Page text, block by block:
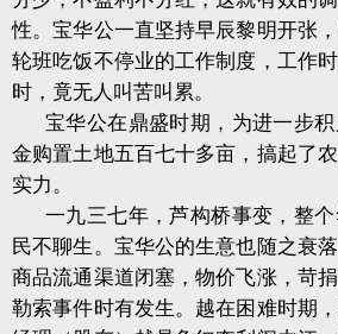
性。宝华公一直坚持早辰黎明开张
轮班吃饭不停业的工作制度，工作
时，竟无人叫苦叫累。
宝华公在鼎盛时期，为进一步
金购置土地五百七十多亩，搞起了
实力。
一九三七年，芦构桥事变，整个
民不聊生。宝华公的生意也随之衰
商品流通渠道闭塞，物价飞涨，苛
勒索事件时有发生。越在困难时期